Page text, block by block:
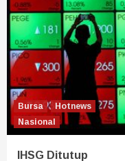
Bursa
Hotnews
Nasional
IHSG Ditutup